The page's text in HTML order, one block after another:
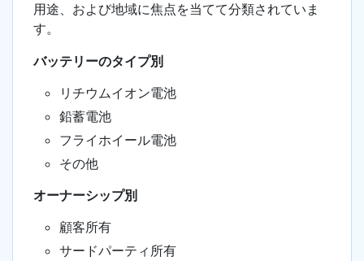
用途、および地域に焦点を当てて分類されていま
す。
バッテリーのタイプ別
リチウムイオン電池
鉛蓄電池
フライホイール電池
その他
オーナーシップ別
顧客所有
サードパーティ所有